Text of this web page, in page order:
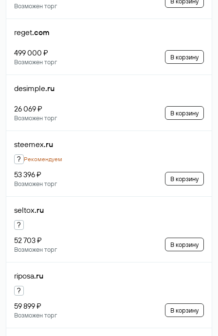
Возможен торг
reget.com
499 000 ₽
Возможен торг
В корзину
desimple.ru
26 069 ₽
Возможен торг
В корзину
steemex.ru
? Рекомендуем
53 396 ₽
Возможен торг
В корзину
seltox.ru
?
52 703 ₽
Возможен торг
В корзину
riposa.ru
?
59 899 ₽
Возможен торг
В корзину